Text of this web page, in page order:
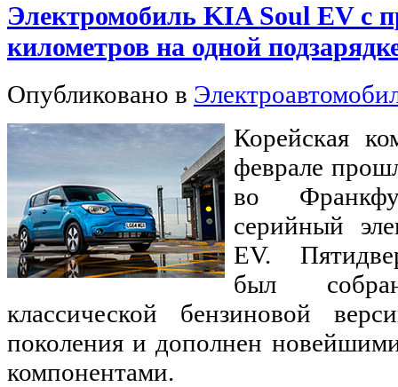
Электромобиль KIA Soul EV с
километров на одной
Опубликовано в
Корейская
феврале
во
серийный
EV.
был
классической бензиновой
поколения и дополнен
компонентами.